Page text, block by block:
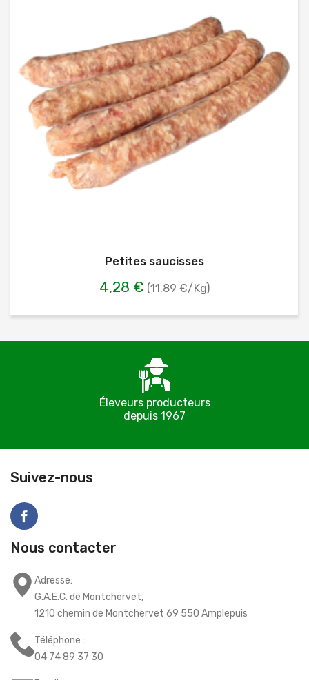
Petites saucisses
4,28 € (11.89 €/Kg)
Éleveurs producteurs
depuis 1967
Suivez-nous
Nous contacter
Adresse:
G.A.E.C. de Montchervet,
1210 chemin de Montchervet 69 550 Amplepuis
Téléphone :
04 74 89 37 30